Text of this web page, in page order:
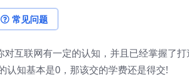
常见问题
对互联网有一定的认知，并且已经掌握了
认知基本是0，那该交的学费还是得交!